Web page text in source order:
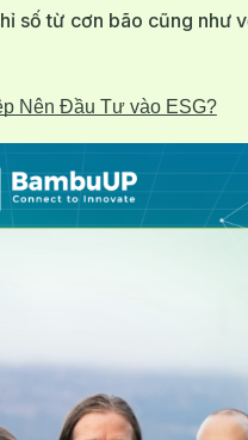
số từ cơn bão cũng như
Nên Đầu Tư vào ESG?